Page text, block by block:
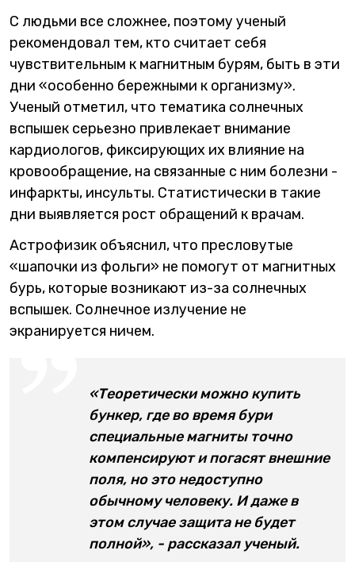
С людьми все сложнее, поэтому ученый
рекомендовал тем, кто считает себя
чувствительным к магнитным бурям, быть в эти
дни «особенно бережными к организму».
Ученый отметил, что тематика солнечных
вспышек серьезно привлекает внимание
кардиологов, фиксирующих их влияние на
кровообращение, на связанные с ним болезни -
инфаркты, инсульты. Статистически в такие
дни выявляется рост обращений к врачам.
Астрофизик объяснил, что пресловутые
«шапочки из фольги» не помогут от магнитных
бурь, которые возникают из-за солнечных
вспышек. Солнечное излучение не
экранируется ничем.
«Теоретически можно купить
бункер, где во время бури
специальные магниты точно
компенсируют и погасят внешние
поля, но это недоступно
обычному человеку. И даже в
этом случае защита не будет
полной», - рассказал ученый.